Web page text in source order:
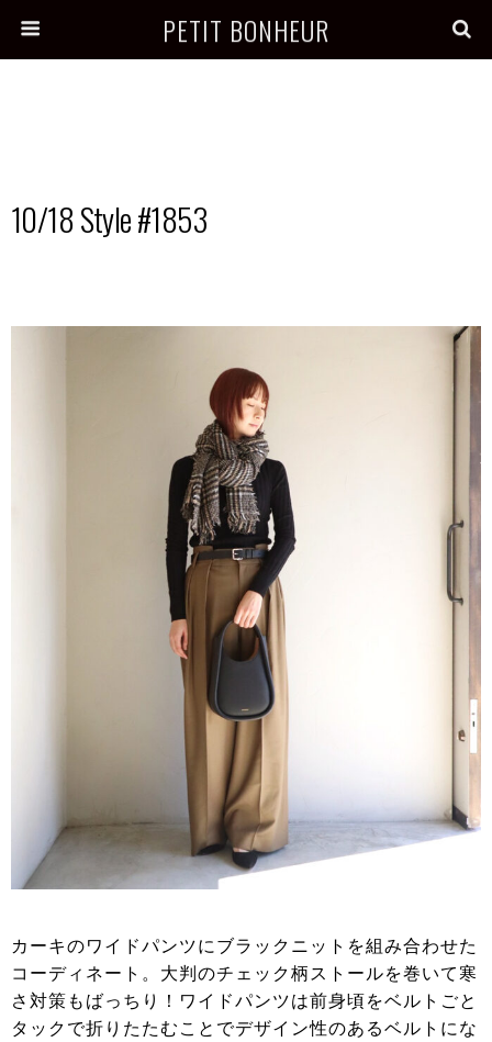
PETIT BONHEUR
10/18 Style #1853
カーキのワイドパンツにブラックニットを組み合わせた
コーディネート。大判のチェック柄ストールを巻いて寒
さ対策もばっちり！ワイドパンツは前身頃をベルトごと
タックで折りたたむことでデザイン性のあるベルトにな